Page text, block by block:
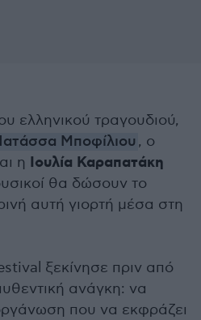
ελληνικού τραγουδιού,
Μποφίλιου , ο
η Ιουλία Καραπατάκη
θα δώσουν το
αυτή γιορτή μέσα στη
ξεκίνησε πριν από
ανάγκη: να
που να εκφράζει